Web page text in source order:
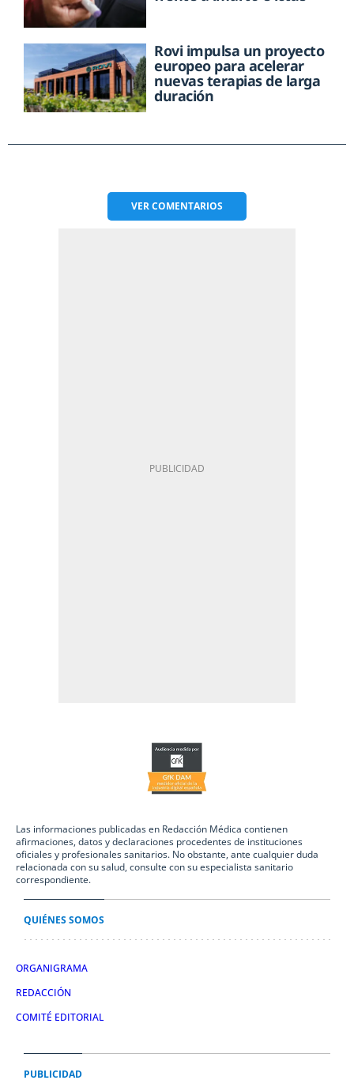
Rovi impulsa un proyecto
europeo para acelerar
nuevas terapias de larga
duración
VERCOMENTARIOS
Las informaciones publicadas en Redacción Médica contienen
afirmaciones, datos y declaraciones procedentes de instituciones
oficiales y profesionales sanitarios. No obstante, ante cualquier duda
relacionada con su salud, consulte con su especialista sanitario
correspondiente.
QUIÉNES SOMOS
ORGANIGRAMA
REDACCIÓN
COMITÉ EDITORIAL
PUBLICIDAD